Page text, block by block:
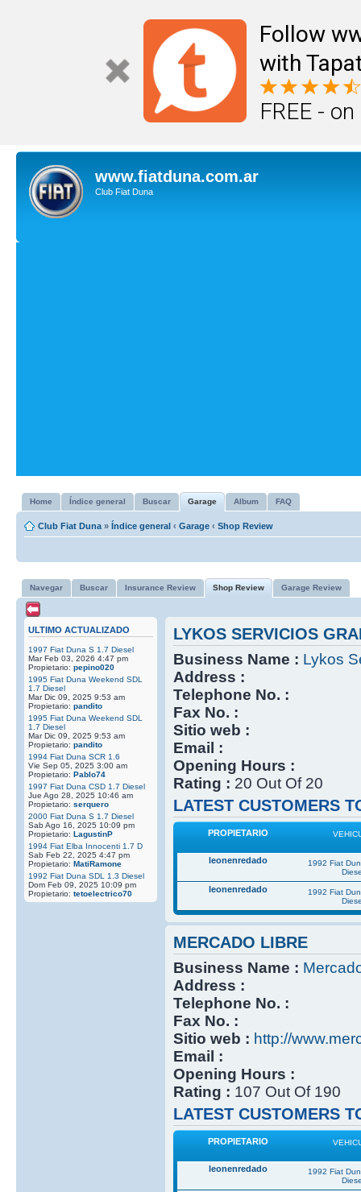
Follow
with
FREE -
www.fiatduna.com.ar
Club Fiat Duna
Home Índice general Buscar Garage Album FAQ
Club Fiat Duna » Índice general ‹ Garage ‹ Shop Review
Navegar Buscar Insurance Review Shop Review Garage Review
ULTIMO ACTUALIZADO
1997 Fiat Duna S 1.7 Diesel
Mar Feb 03, 2026 4:47 pm
Propietario: pepino020
1995 Fiat Duna Weekend SDL
1.7 Diesel
Mar Dic 09, 2025 9:53 am
Propietario: pandito
1995 Fiat Duna Weekend SDL
1.7 Diesel
Mar Dic 09, 2025 9:53 am
Propietario: pandito
1994 Fiat Duna SCR 1.6
Vie Sep 05, 2025 3:00 am
Propietario: Pablo74
1997 Fiat Duna CSD 1.7 Diesel
Jue Ago 28, 2025 10:46 am
Propietario: serquero
2000 Fiat Duna S 1.7 Diesel
Sab Ago 16, 2025 10:09 pm
Propietario: LagustinP
1994 Fiat Elba Innocenti 1.7 D
Sab Feb 22, 2025 4:47 pm
Propietario: MatiRamone
1992 Fiat Duna SDL 1.3 Diesel
Dom Feb 09, 2025 10:09 pm
Propietario: tetoelectrico70
LYKOS SERVICIOS
Business Name : Lykos
Address :
Telephone No. :
Fax No. :
Sitio web :
Email :
Opening Hours :
Rating : 20 Out Of 20
LATEST CUSTOMERS
PROPIETARIO
leonenredado
1992 Fiat
leonenredado
1992 Fiat
MERCADO LIBRE
Business Name :
Address :
Telephone No. :
Fax No. :
Sitio web : http://
Email :
Opening Hours :
Rating : 107 Out Of 190
LATEST CUSTOMERS
PROPIETARIO
leonenredado
1992 Fiat